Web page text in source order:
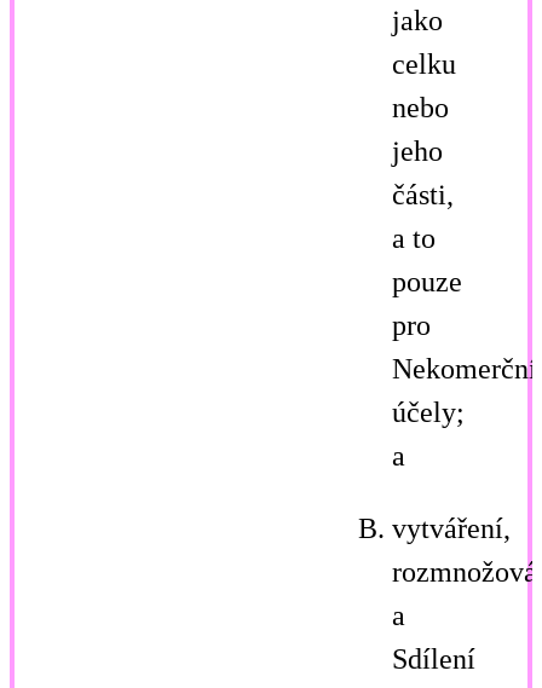
jako
celku
nebo
jeho
části,
a to
pouze
pro
Nekomerční
účely;
a
vytváření,
a
Sdílení